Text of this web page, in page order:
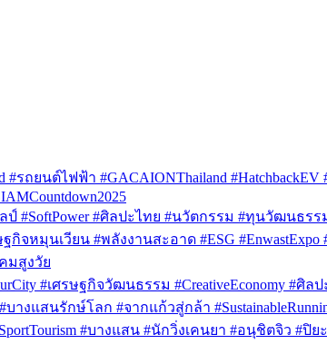
#รถยนต์ไฟฟ้า #GACAIONThailand #HatchbackEV
#SoftPower #ศิลปะไทย #นวัตกรรม #ทุนวัฒนธรร
จหมุนเวียน #พลังงานสะอาด #ESG #EnwastExpo
มสูงวัย
#เศรษฐกิจวัฒนธรรม #CreativeEconomy #
บางแสนรักษ์โลก #จากแก้วสู่กล้า
#บางแสน #นักวิ่งเคนยา #อนุชิตจิว #